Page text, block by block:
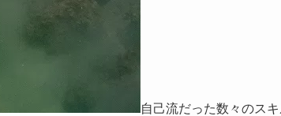
自己流だった数々のス